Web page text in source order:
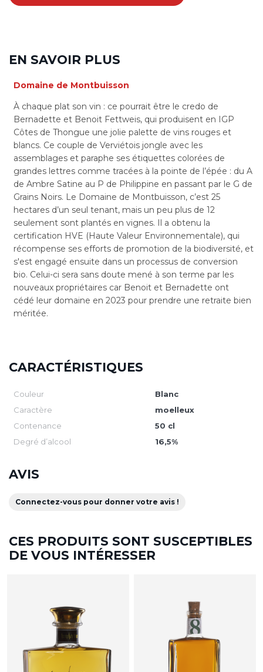
EN SAVOIR PLUS
Domaine de Montbuisson
À chaque plat son vin : ce pourrait être le credo de
Bernadette et Benoit Fettweis, qui produisent en IGP
Côtes de Thongue une jolie palette de vins rouges et
blancs. Ce couple de Verviétois jongle avec les
assemblages et paraphe ses étiquettes colorées de
grandes lettres comme tracées à la pointe de l’épée : du A
de Ambre Satine au P de Philippine en passant par le G de
Grains Noirs. Le Domaine de Montbuisson, c’est 25
hectares d’un seul tenant, mais un peu plus de 12
seulement sont plantés en vignes. Il a obtenu la
certification HVE (Haute Valeur Environnementale), qui
récompense ses efforts de promotion de la biodiversité, et
s'est engagé ensuite dans un processus de conversion
bio. Celui-ci sera sans doute mené à son terme par les
nouveaux propriétaires car Benoit et Bernadette ont
cédé leur domaine en 2023 pour prendre une retraite bien
méritée.
CARACTÉRISTIQUES
Couleur
Blanc
Caractère
moelleux
Contenance
50 cl
Degré d’alcool
16,5%
AVIS
Connectez-vous pour donner votre avis !
CES PRODUITS SONT SUSCEPTIBLES
DE VOUS INTÉRESSER